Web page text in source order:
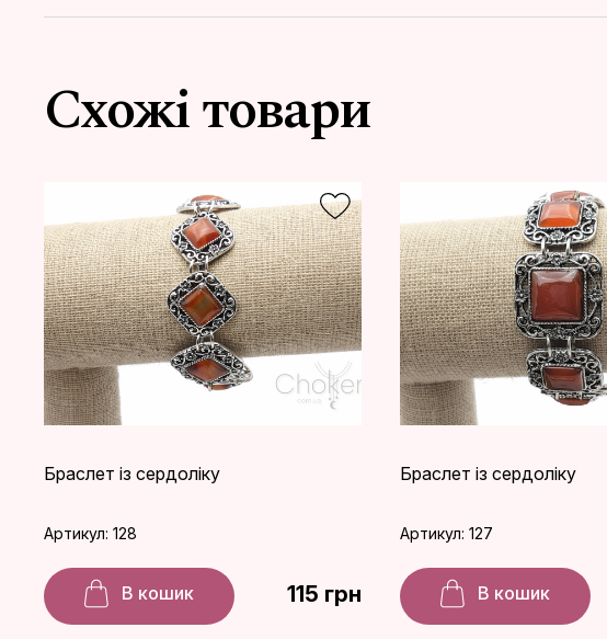
Схожі товари
Браслет із сердоліку
Артикул: 128
В кошик 115 грн
Браслет із сердоліку
Артикул: 127
В кошик